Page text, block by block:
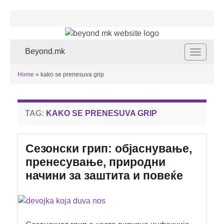
Toggle
Beyond.mk
Home » kako se prenesuva grip
TAG: KAKO SE PRENESUVA GRIP
Сезонски грип: објаснување,
пренесување, природни
начини за заштита и повеќе